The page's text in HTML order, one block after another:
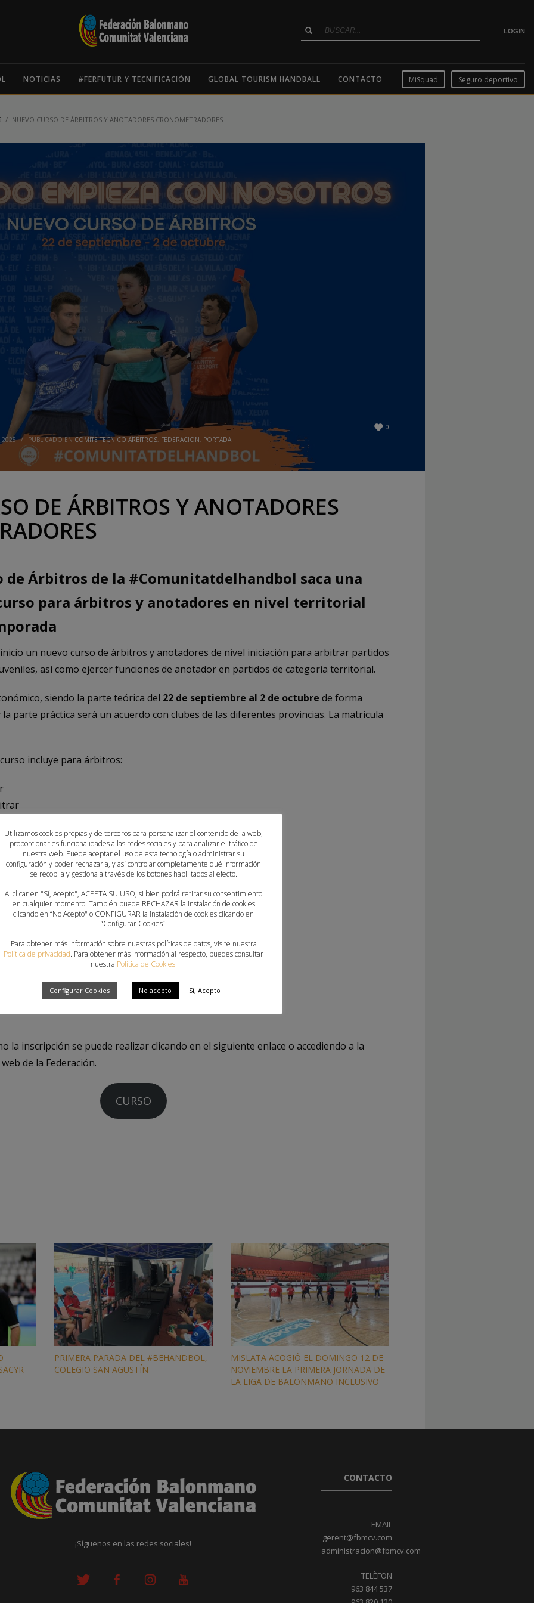
LOGIN
NOTICIAS #FERFUTUR Y TECNIFICACIÓN GLOBAL TOURISM HANDBALL CONTACTO MiSquad Seguro deportivo
NUEVO CURSO DE ÁRBITROS Y ANOTADORES CRONOMETRADORES
0
2025 / PUBLICADO ENCOMITE TECNICO ARBITROS, FEDERACION, PORTADA
DE ÁRBITROS Y ANOTADORES
de Árbitros de la #Comunitatdelhandbol saca una
para árbitros y anotadores en nivel territorial
un nuevo curso de árbitros y anotadores de nivel iniciación para arbitrar partidos
así como ejercer funciones de anotador en partidos de categoría territorial.
siendo la parte teórica del 22 de septiembre al 2 de octubre de forma
parte práctica será un acuerdo con clubes de las diferentes provincias. La matrícula
incluye para árbitros:
exclusión y jugador lesionado
la inscripción se puede realizar clicando en el siguiente enlace o accediendo a la
de la Federación.
CURSO
PRIMERA PARADA DEL #BEHANDBOL,
COLEGIO SAN AGUSTÍN
MISLATA ACOGIÓ EL DOMINGO 12 DE
NOVIEMBRE LA PRIMERA JORNADA DE
LA LIGA DE BALONMANO INCLUSIVO
¡Síguenos en las redes sociales!
CONTACTO
EMAIL
gerent@fbmcv.com
administracion@fbmcv.com
TELÈFON
963 844 537
Utilizamos cookies propias y de terceros para personalizar el contenido de la web,
proporcionarles funcionalidades a las redes sociales y para analizar el tráfico de
nuestra web. Puede aceptar el uso de esta tecnología o administrar su
configuración y poder rechazarla, y así controlar completamente qué información
se recopila y gestiona a través de los botones habilitados al efecto.
Al clicar en "Sí, Acepto", ACEPTA SU USO, si bien podrá retirar su consentimiento
en cualquier momento. También puede RECHAZAR la instalación de cookies
clicando en “No Acepto" o CONFIGURAR la instalación de cookies clicando en
“Configurar Cookies”.
Para obtener más información sobre nuestras políticas de datos, visite nuestra
Política de privacidad. Para obtener más información al respecto, puedes consultar
nuestra Política de Cookies.
Configurar Cookies No acepto Sí, Acepto